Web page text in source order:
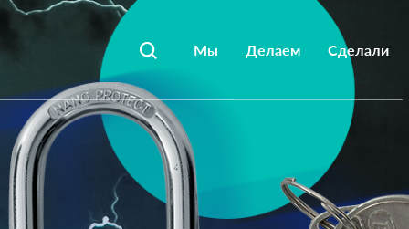
Мы Делаем Сделали